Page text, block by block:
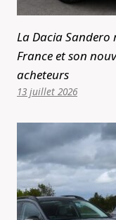
La Dacia Sandero
France et son
acheteurs
13 juillet 2026